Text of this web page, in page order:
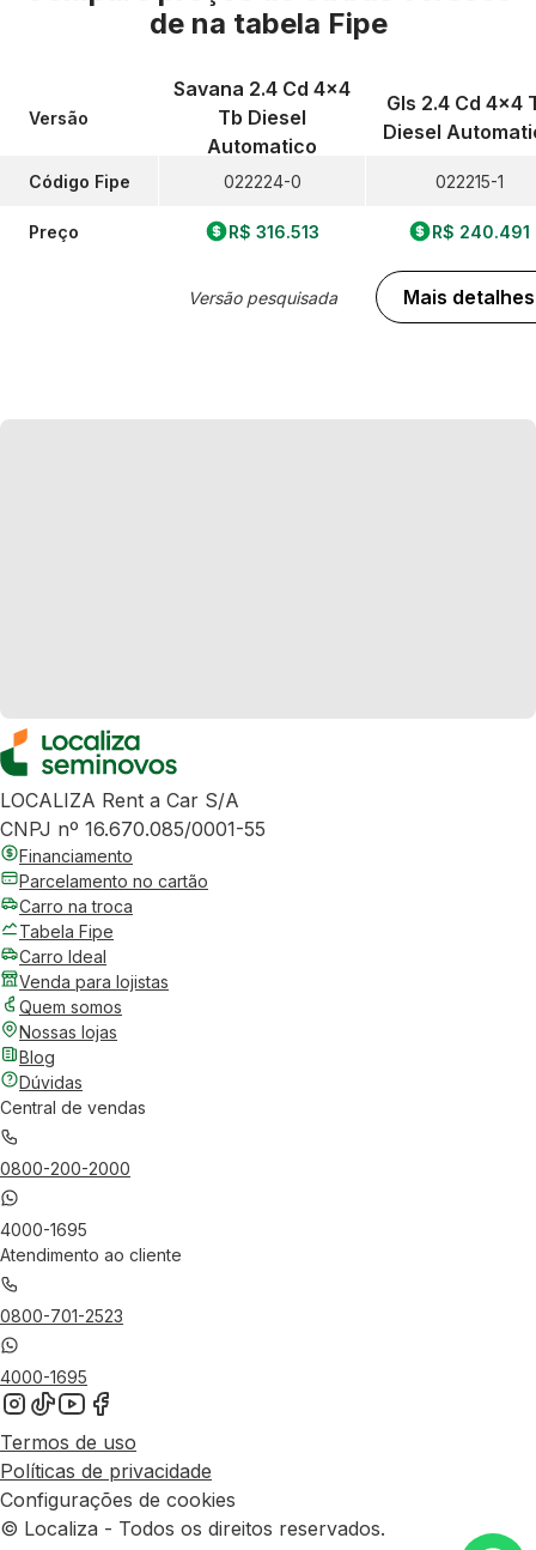
de na tabela Fipe
Versão
Código Fipe
Preço
Savana 2.4 Cd 4x4
Tb Diesel
Automatico
022224-0
R$ 316.513
Versão pesquisada
Gls 2.4 Cd 4x4
Diesel
022215-1
R$ 240.491
Mais detalhes
LOCALIZA Rent a Car S/A
CNPJ nº 16.670.085/0001-55
Financiamento
Parcelamento no cartão
Carro na troca
Tabela Fipe
Carro Ideal
Venda para lojistas
Quem somos
Nossas lojas
Blog
Dúvidas
Central de vendas
0800-200-2000
4000-1695
Atendimento ao cliente
0800-701-2523
4000-1695
Termos de uso
Políticas de privacidade
Configurações de cookies
© Localiza - Todos os direitos reservados.